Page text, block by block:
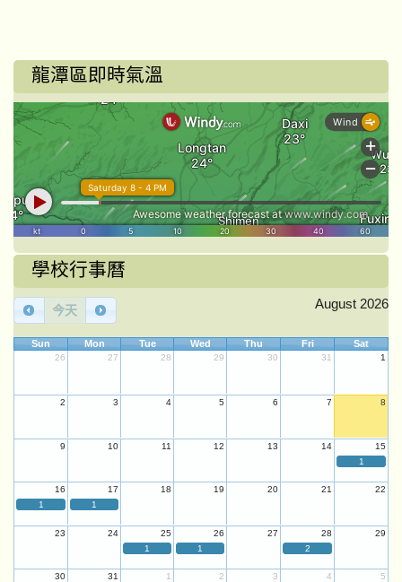
龍潭區即時氣溫
學校行事曆
今天 August 2026
Sun Mon Tue Wed Thu Fri Sat
26 27 28 29 30 31 1
2 3 4 5 6 7 8
9 10 11 12 13 14
15
1
16 17 18 19 20 21
22
1
1
23 24 25 26 27 28
29
1
1 2
30 31 1 2 3 4
5